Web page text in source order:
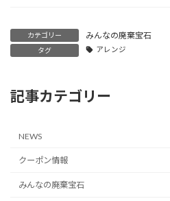
カテゴリー みんなの廃棄宝石
タグ アレンジ
記事カテゴリー
NEWS
クーポン情報
みんなの廃棄宝石